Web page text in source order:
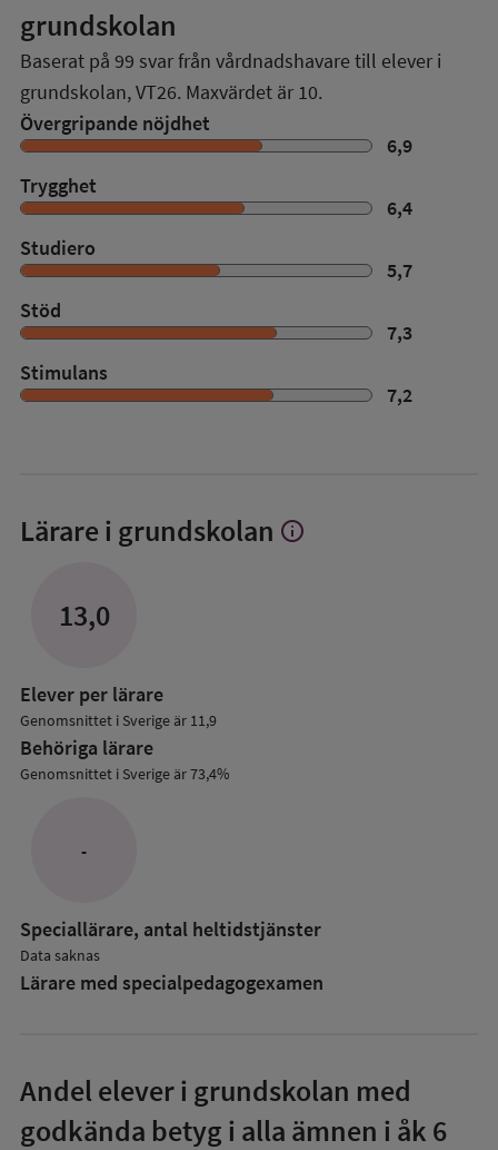
grundskolan
Baserat på 99 svar från vårdnadshavare till elever i
grundskolan,VT26. Maxvärdet är 10.
Övergripande nöjdhet
6,9
Trygghet
6,4
Studiero
5,7
Stöd
7,3
Stimulans
7,2
Lärare i grundskolan Visa
info
13,0
Elever per lärare
Genomsnittet i Sverige är 11,9
Behöriga lärare
Genomsnittet i Sverige är 73,4%
-
Speciallärare, antal heltidstjänster
Data saknas
Lärare med specialpedagog­examen
Andel elever i grundskolan med
godkända betyg i alla ämnen i åk 6